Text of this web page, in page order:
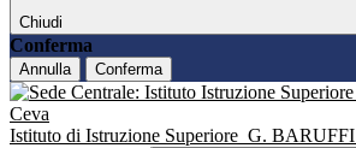
Chiudi
Conferma
Annulla Conferma
Istituto di Istruzione Superiore G. BARUFFI